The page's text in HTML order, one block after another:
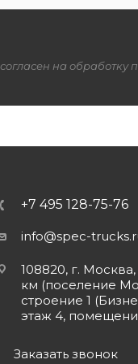
на обработку
+7 495 128-75-76
info@spec-
108820, г.
км (поселение
строение 1
этаж 4,
Заказать звонок